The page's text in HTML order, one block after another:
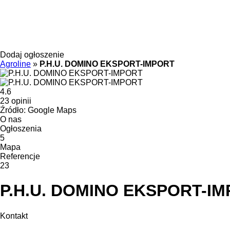
Dodaj ogłoszenie
Agroline » P.H.U. DOMINO EKSPORT-IMPORT
4.6
23 opinii
Źródło: Google Maps
O nas
Ogłoszenia
5
Mapa
Referencje
23
P.H.U. DOMINO EKSPORT-
Kontakt